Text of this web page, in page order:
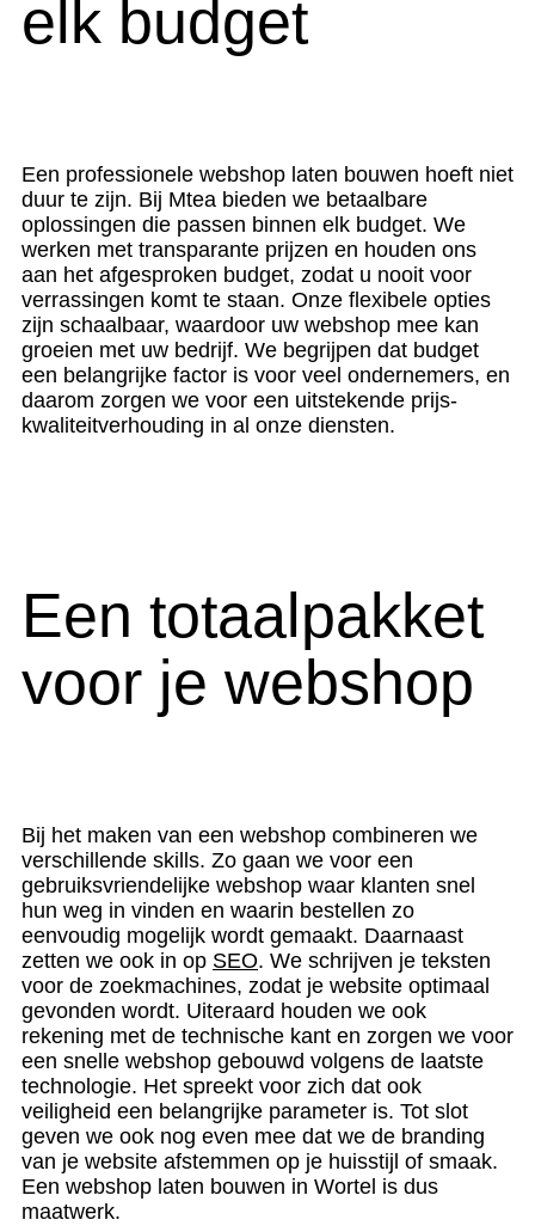
elk budget
Een professionele webshop laten bouwen hoeft niet
duur te zijn. Bij Mtea bieden we betaalbare
oplossingen die passen binnen elk budget. We
werken met transparante prijzen en houden ons
aan het afgesproken budget, zodat u nooit voor
verrassingen komt te staan. Onze flexibele opties
zijn schaalbaar, waardoor uw webshop mee kan
groeien met uw bedrijf. We begrijpen dat budget
een belangrijke factor is voor veel ondernemers, en
daarom zorgen we voor een uitstekende prijs-
kwaliteitverhouding in al onze diensten.
Een totaalpakket
voor je webshop
Bij het maken van een webshop combineren we
verschillende skills. Zo gaan we voor een
gebruiksvriendelijke webshop waar klanten snel
hun weg in vinden en waarin bestellen zo
eenvoudig mogelijk wordt gemaakt. Daarnaast
zetten we ook in op SEO. We schrijven je teksten
voor de zoekmachines, zodat je website optimaal
gevonden wordt. Uiteraard houden we ook
rekening met de technische kant en zorgen we voor
een snelle webshop gebouwd volgens de laatste
technologie. Het spreekt voor zich dat ook
veiligheid een belangrijke parameter is. Tot slot
geven we ook nog even mee dat we de branding
van je website afstemmen op je huisstijl of smaak.
Een webshop laten bouwen in Wortel is dus
maatwerk.